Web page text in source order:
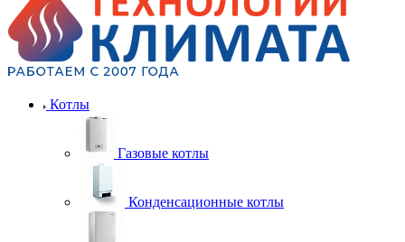
Котлы
Газовые котлы
Конденсационные котлы